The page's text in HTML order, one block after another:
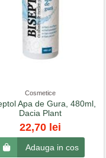
Cosmetice
Apa de Gura, 480ml,
Dacia Plant
22,70 lei
Adauga in cos